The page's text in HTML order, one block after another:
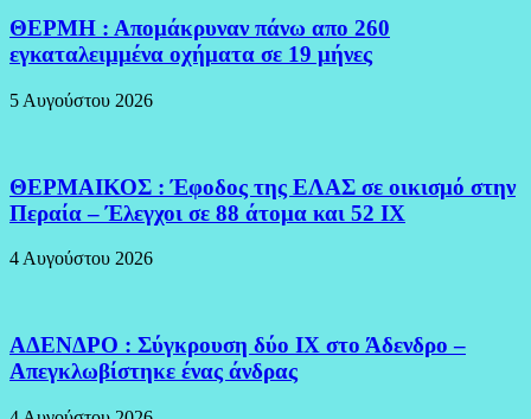
ΘΕΡΜΗ : Απομάκρυναν πάνω απο 260
εγκαταλειμμένα οχήματα σε 19 μήνες
5 Αυγούστου 2026
ΘΕΡΜΑΙΚΟΣ : Έφοδος της ΕΛΑΣ σε οικισμό στην
Περαία – Έλεγχοι σε 88 άτομα και 52 ΙΧ
4 Αυγούστου 2026
ΑΔΕΝΔΡΟ : Σύγκρουση δύο ΙΧ στο Άδενδρο –
Απεγκλωβίστηκε ένας άνδρας